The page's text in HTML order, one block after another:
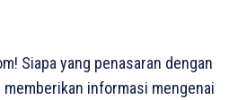
Siapa yang penasaran dengan
informasi mengenai